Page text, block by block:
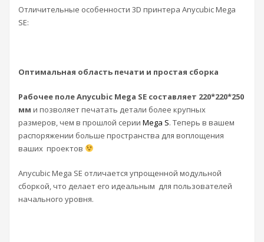
Отличительные особенности 3D принтера Anycubic Mega
SE:
Оптимальная область печати и простая сборка
Рабочее полеAnycubic Mega SE составляет 220*220*250
мм и позволяет печатать детали более крупных
размеров, чем в прошлой серии Mega S. Теперь в вашем
распоряжении больше пространства для воплощения
ваших проектов
Anycubic Mega SE отличается упрощенной модульной
сборкой, что делает его идеальным для пользователей
начального уровня.